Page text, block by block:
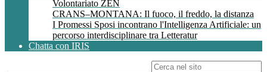
Volontariato ZEN
CRANS–MONTANA: Il fuoco, il freddo, la distanza
I Promessi Sposi incontrano l'Intelligenza Artificiale: un
percorso interdisciplinare tra Letteratur
Chatta con IRIS